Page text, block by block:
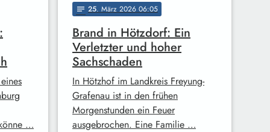
…
notes 25. März 2026 06:05
Brand in Hötzdorf: Ein
Verletzter und hoher
Sachschaden
In Hötzhof im Landkreis Freyung-
Grafenau ist in den frühen
Morgenstunden ein Feuer
ausgebrochen. Eine Familie …